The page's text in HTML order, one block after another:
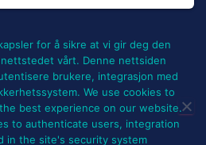
MEDLEM! UTSTYRSLEIE
FOR MEDLEMMER OM KANDU
for å sikre at vi gir deg den
vårt. Denne nettsiden
brukere, integrasjon med
We use cookies to
best experience on our website.
to authenticate users, integration
in the site's security system